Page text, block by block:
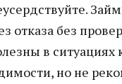
отказа без
в ситуациях
но не